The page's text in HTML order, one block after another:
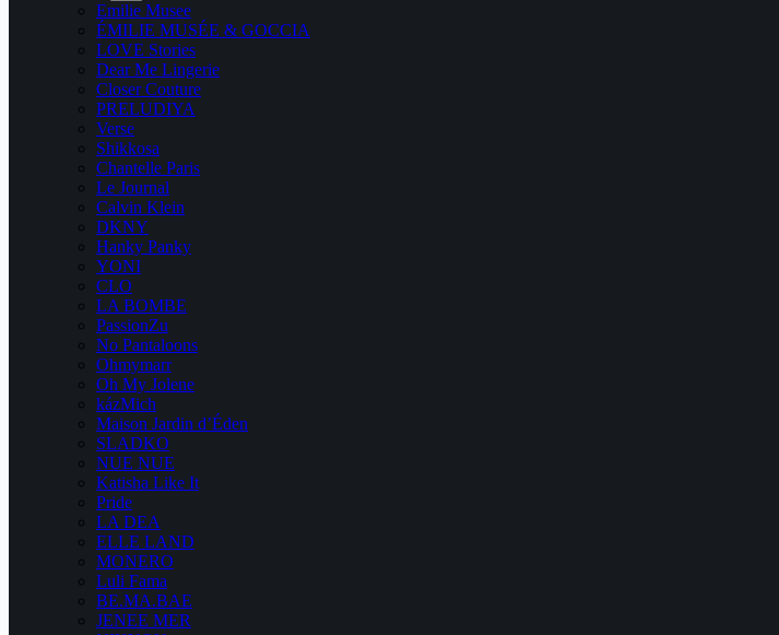
Emilie Musee
ÉMILIE MUSÉE & GOCCIA
LOVE Stories
Dear Me Lingerie
Closer Couture
PRELUDIYA
Verse
Shikkosa
Chantelle Paris
Le Journal
Calvin Klein
DKNY
Hanky Panky
YONI
CLO
LA BOMBE
PassionZu
No Pantaloons
Ohmymarr
Oh My Jolene
kázMich
Maison Jardin d’Éden
SLADKO
NUE NUE
Katisha Like It
Pride
LA DEA
ELLE LAND
MONERO
Luli Fama
BE.MA.BAE
JENEE MER